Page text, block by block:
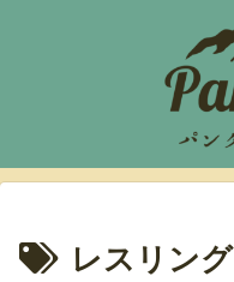
レスリング